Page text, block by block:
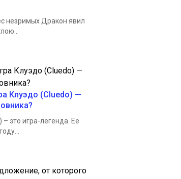
незримых Дракон явил
Клуэдо (Cluedo) —
это игра-легенда. Ее